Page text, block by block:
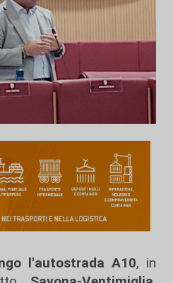
l'autostrada A10, in